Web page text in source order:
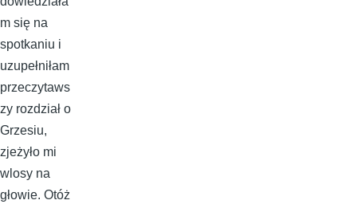
m się na
spotkaniu i
uzupełniłam
przeczytaws
zy rozdział o
Grzesiu,
zjeżyło mi
wlosy na
głowie. Otóż